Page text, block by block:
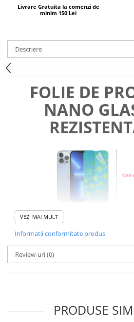
Livrare Gratuita la comenzi de
minim 150 Lei
Descriere
FOLIE DE
NANO
Foliile noastre
producerea
VEZI MAI MULT
Informatii conformitate produs
Review-uri(0)
PRODUSE